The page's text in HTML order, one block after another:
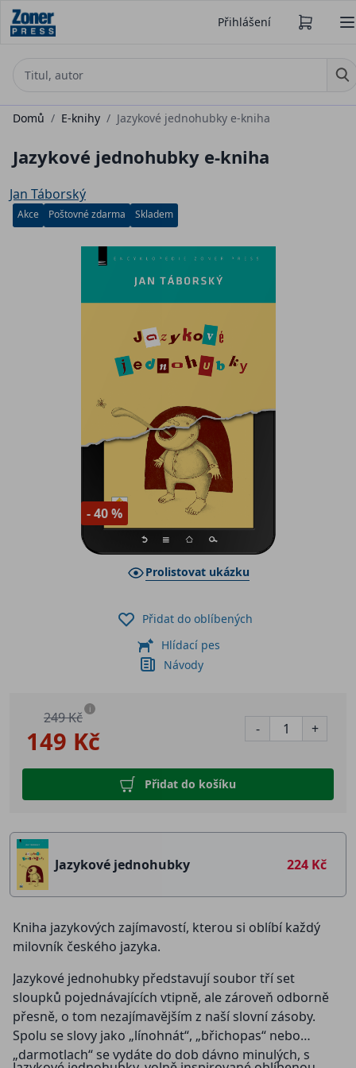
Přihlášení
Domů / E-knihy / Jazykové jednohubky e-kniha
Jazykové jednohubky e-kniha
Jan Táborský
Akce Poštovné zdarma Skladem
- 40 %
Prolistovat ukázku
149 Kč
249 Kč i
- +
Přidat do košíku
Přidat do oblíbených
Hlídací pes
Návody
Jazykové jednohubky 224 Kč
Kniha jazykových zajímavostí, kterou si oblíbí každý
milovník českého jazyka.
Jazykové jednohubky představují soubor tří set
sloupků pojednávajících vtipně, ale zároveň odborně
přesně, o tom nezajímavějším z naší slovní zásoby.
Spolu se slovy jako „línohnát“, „břichopas“ nebo
„darmotlach“ se vydáte do dob dávno minulých, s